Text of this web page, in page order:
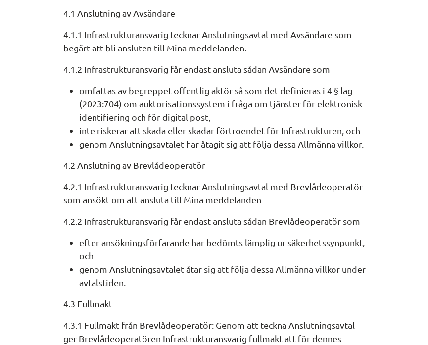
4.1 Anslutning av Avsändare
4.1.1 Infrastrukturansvarig tecknar Anslutningsavtal med Avsändare som
begärt att bli ansluten till Mina meddelanden.
4.1.2 Infrastrukturansvarig får endast ansluta sådan Avsändare som
omfattas av begreppet offentlig aktör så som det definieras i 4 § lag
(2023:704) om auktorisationssystem i fråga om tjänster för elektronisk
identifiering och för digital post,
inte riskerar att skada eller skadar förtroendet för Infrastrukturen, och
genom Anslutningsavtalet har åtagit sig att följa dessa Allmänna villkor.
4.2 Anslutning av Brevlådeoperatör
4.2.1 Infrastrukturansvarig tecknar Anslutningsavtal med Brevlådeoperatör
som ansökt om att ansluta till Mina meddelanden
4.2.2 Infrastrukturansvarig får endast ansluta sådan Brevlådeoperatör som
efter ansökningsförfarande har bedömts lämplig ur säkerhetssynpunkt,
och
genom Anslutningsavtalet åtar sig att följa dessa Allmänna villkor under
avtalstiden.
4.3 Fullmakt
4.3.1 Fullmakt från Brevlådeoperatör: Genom att teckna Anslutningsavtal
ger Brevlådeoperatören Infrastrukturansvarig fullmakt att för dennes